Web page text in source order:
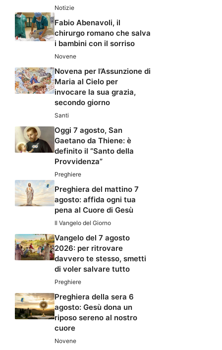
Notizie
Fabio Abenavoli, il
chirurgo romano che salva
i bambini con il sorriso
Novene
Novena per l’Assunzione di
Maria al Cielo per
invocare la sua grazia,
secondo giorno
Santi
Oggi 7 agosto, San
Gaetano da Thiene: è
definito il “Santo della
Provvidenza”
Preghiere
Preghiera del mattino 7
agosto: affida ogni tua
pena al Cuore di Gesù
Il Vangelo del Giorno
Vangelo del 7 agosto
2026: per ritrovare
davvero te stesso, smetti
di voler salvare tutto
Preghiere
Preghiera della sera 6
agosto: Gesù dona un
riposo sereno al nostro
cuore
Novene